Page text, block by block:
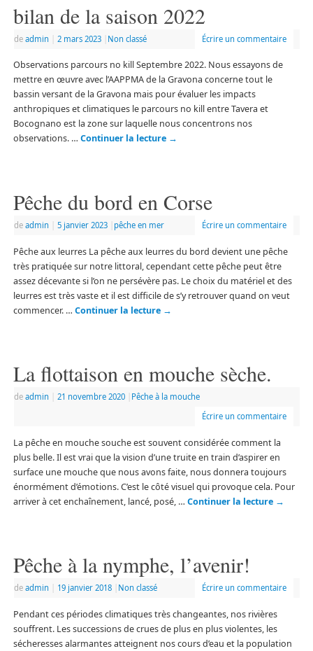
bilan de la saison 2022
de admin 2 mars 2023 Non classé Écrire un commentaire
Observations parcours no kill Septembre 2022. Nous essayons de
mettre en œuvre avec l’AAPPMA de la Gravona concerne tout le
bassin versant de la Gravona mais pour évaluer les impacts
anthropiques et climatiques le parcours no kill entre Tavera et
Bocognano est la zone sur laquelle nous concentrons nos
observations. … Continuer la lecture →
Pêche du bord en Corse
de admin 5 janvier 2023 pêche en mer Écrire un commentaire
Pêche aux leurres La pêche aux leurres du bord devient une pêche
très pratiquée sur notre littoral, cependant cette pêche peut être
assez décevante si l’on ne persévère pas. Le choix du matériel et des
leurres est très vaste et il est difficile de s’y retrouver quand on veut
commencer. … Continuer la lecture →
La flottaison en mouche sèche.
de admin 21 novembre 2020
Pêche à la mouche
Écrire un commentaire
La pêche en mouche souche est souvent considérée comment la
plus belle. Il est vrai que la vision d’une truite en train d’aspirer en
surface une mouche que nous avons faite, nous donnera toujours
énormément d’émotions. C’est le côté visuel qui provoque cela. Pour
arriver à cet enchaînement, lancé, posé, … Continuer la lecture →
Pêche à la nymphe, l’avenir!
de admin 19 janvier 2018 Non classé Écrire un commentaire
Pendant ces périodes climatiques très changeantes, nos rivières
souffrent. Les successions de crues de plus en plus violentes, les
sécheresses alarmantes atteignent nos cours d’eau et la population